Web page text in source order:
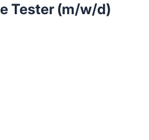
Tester (m/w/d)